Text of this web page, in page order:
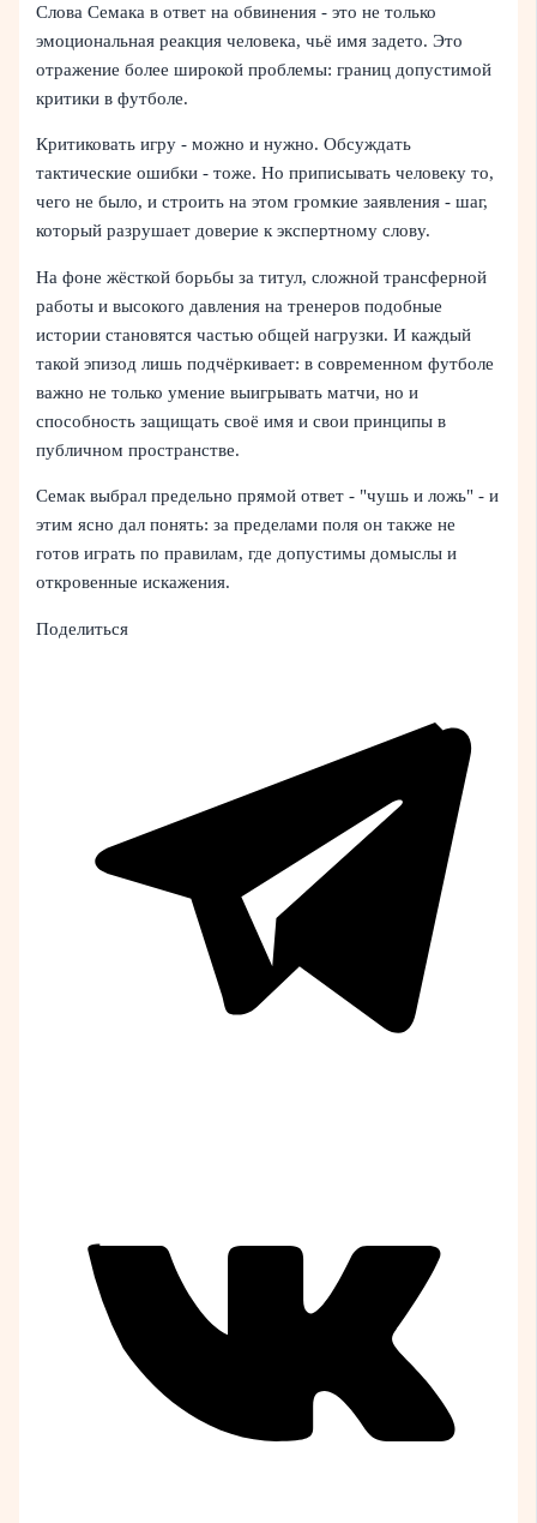
Слова Семака в ответ на обвинения - это не только
эмоциональная реакция человека, чьё имя задето. Это
отражение более широкой проблемы: границ допустимой
критики в футболе.
Критиковать игру - можно и нужно. Обсуждать
тактические ошибки - тоже. Но приписывать человеку то,
чего не было, и строить на этом громкие заявления - шаг,
который разрушает доверие к экспертному слову.
На фоне жёсткой борьбы за титул, сложной трансферной
работы и высокого давления на тренеров подобные
истории становятся частью общей нагрузки. И каждый
такой эпизод лишь подчёркивает: в современном футболе
важно не только умение выигрывать матчи, но и
способность защищать своё имя и свои принципы в
публичном пространстве.
Семак выбрал предельно прямой ответ - "чушь и ложь" - и
этим ясно дал понять: за пределами поля он также не
готов играть по правилам, где допустимы домыслы и
откровенные искажения.
Поделиться